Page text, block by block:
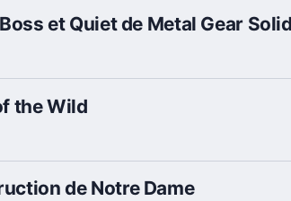
et Quiet de Metal Gear
the Wild
de Notre Dame